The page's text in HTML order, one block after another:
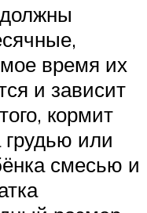
должны
время их
и зависит
кормит
или
смесью и